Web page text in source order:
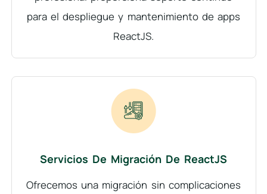
para el despliegue y mantenimiento de apps
ReactJS.
Servicios De Migración De ReactJS
Ofrecemos una migración sin complicaciones